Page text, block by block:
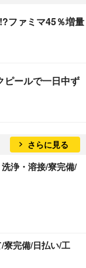
ファミマ45％増量
ピールで一日中ず
さらに見る
浄・溶接/寮完備/
寮完備/日払い/工